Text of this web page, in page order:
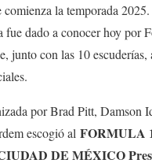
la temporada 2025.
fue dado a conocer hoy por
junto con las 10 escuderías,
por Brad Pitt, Damson
escogió al FORMULA
DE MÉXICO